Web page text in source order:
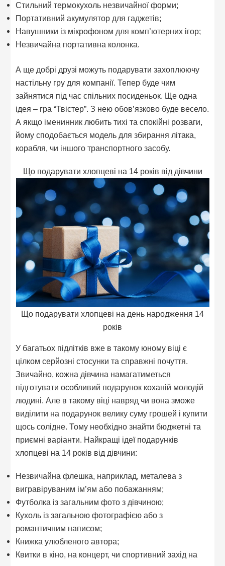
Стильний термокухоль незвичайної форми;
Портативний акумулятор для гаджетів;
Навушники із мікрофоном для комп’ютерних ігор;
Незвичайна портативна колонка.
А ще добрі друзі можуть подарувати захоплюючу
настільну гру для компанії. Тепер буде чим
зайнятися під час спільних посиденьок. Ще одна
ідея – гра “Твістер”. З нею обов’язково буде весело.
А якщо іменинник любить тихі та спокійні розваги,
йому сподобається модель для збирання літака,
корабля, чи іншого транспортного засобу.
Що подарувати хлопцеві на 14 років від дівчини
Що подарувати хлопцеві на день народження 14
років
У багатьох підлітків вже в такому юному віці є
цілком серйозні стосунки та справжні почуття.
Звичайно, кожна дівчина намагатиметься
підготувати особливий подарунок коханій молодій
людині. Але в такому віці навряд чи вона зможе
виділити на подарунок велику суму грошей і купити
щось солідне. Тому необхідно знайти бюджетні та
приємні варіанти. Найкращі ідеї подарунків
хлопцеві на 14 років від дівчини:
Незвичайна флешка, наприклад, металева з
вигравіруваним ім’ям або побажанням;
Футболка із загальним фото з дівчиною;
Кухоль із загальною фотографією або з
романтичним написом;
Книжка улюбленого автора;
Квитки в кіно, на концерт, чи спортивний захід на